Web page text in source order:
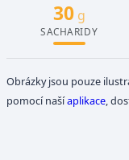
30g
SACHARIDY
Obrázky jsou pouze
pomocí našíaplikace,